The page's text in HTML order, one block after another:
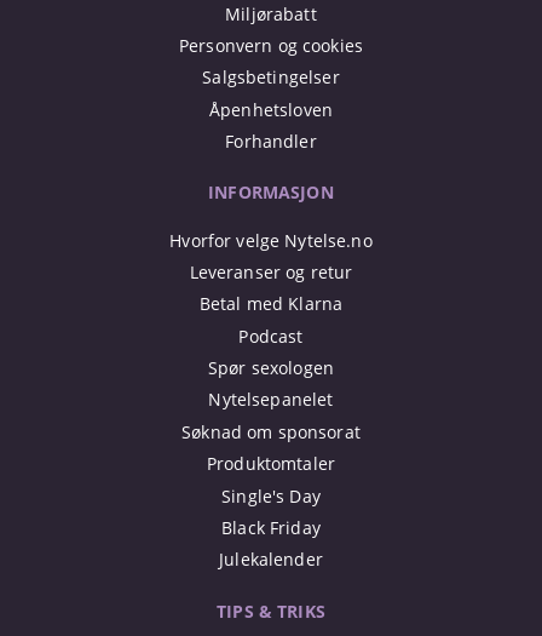
Miljørabatt
Personvern og cookies
Salgsbetingelser
Åpenhetsloven
Forhandler
INFORMASJON
Hvorfor velge Nytelse.no
Leveranser og retur
Betal med Klarna
Podcast
Spør sexologen
Nytelsepanelet
Søknad om sponsorat
Produktomtaler
Single's Day
Black Friday
Julekalender
TIPS & TRIKS